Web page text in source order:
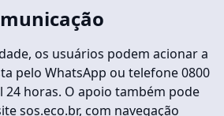
os usuários podem acionar a
pelo WhatsApp ou telefone 0800
24 horas. O apoio também pode
sos.eco.br, com navegação